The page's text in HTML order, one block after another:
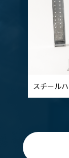
スチール